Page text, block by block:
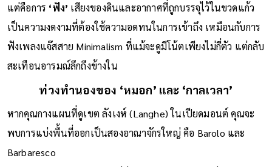
แต่คือการ ‘ฟัง’ เสียงของดินและอากาศที่ถูกบรรจุไว้ในขวดแก้ว
เป็นความงดงามที่ต้องใช้ความอดทนในการเข้าถึง เหมือนกับการ
ฟังเพลงแจ๊สสาย Minimalism ที่แม้จะดูมีโน้ตเพียงไม่กี่ตัว แต่กลับ
สะเทือนอารมณ์ลึกถึงข้างใน
ท่วงทำนองของ ‘หมอก’ และ ‘กาลเวลา’
หากคุณกางแผนที่ดูเขต ลังเงห์ (Langhe) ในเปียดมอนต์ คุณจะ
พบการแบ่งพื้นที่ออกเป็นสองอาณาจักรใหญ่ คือ Barolo และ
Barbaresco